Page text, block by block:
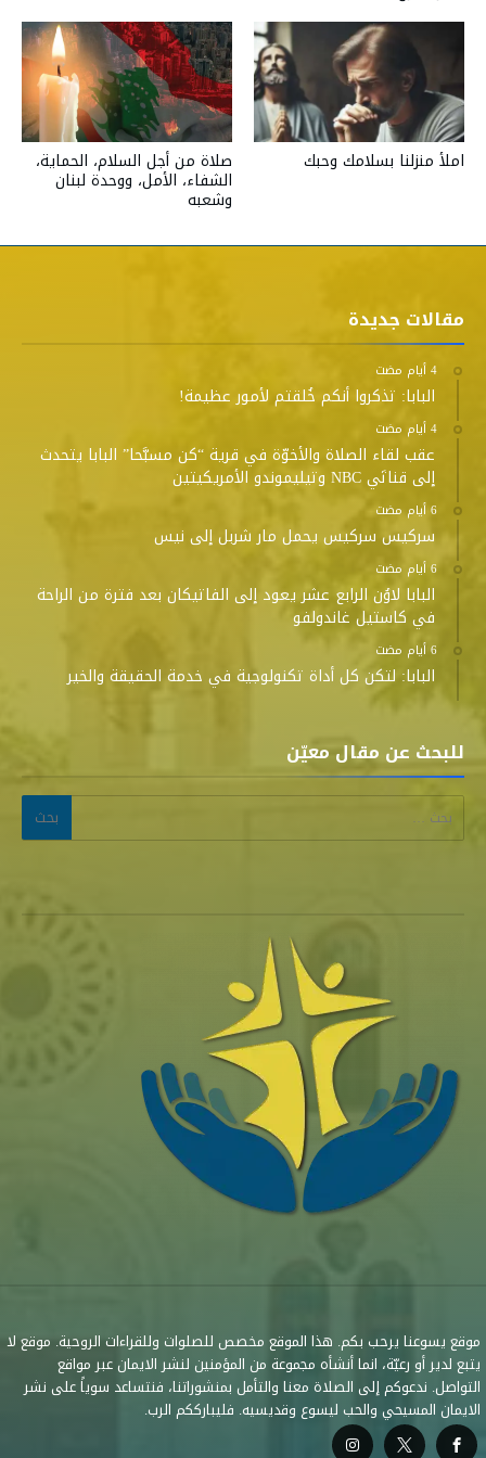
صلاة من أجل السلام، الحماية،
الشفاء، الأمل، ووحدة لبنان
وشعبه
املأ منزلنا بسلامك وحبك
مقالات جديدة
البابا: تذكروا أنكم خُلقتم لأمور عظيمة!
عقب لقاء الصلاة والأخوّة في قرية “كن مسبَّحا” البابا يتحدث
إلى قناتَي NBC وتيليموندو الأمريكيتين
سركيس سركيس يحمل مار شربل إلى نيس
البابا لاوُن الرابع عشر يعود إلى الفاتيكان بعد فترة من الراحة
في كاستيل غاندولفو
البابا: لتكن كل أداة تكنولوجية في خدمة الحقيقة والخير
للبحث عن مقال معيّن
البحث عن:
موقع يسوعنا يرحب بكم. هذا الموقع مخصص للصلوات وللقراءات الروحية. موقع لا
يتبع لدير أو رعيّة، انما أنشأه مجموعة من المؤمنين لنشر الايمان عبر مواقع
التواصل. ندعوكم إلى الصلاة معنا والتأمل بمنشوراتنا، فنتساعد سوياً على نشر
الايمان المسيحي والحب ليسوع وقديسيه. فليبارككم الرب.